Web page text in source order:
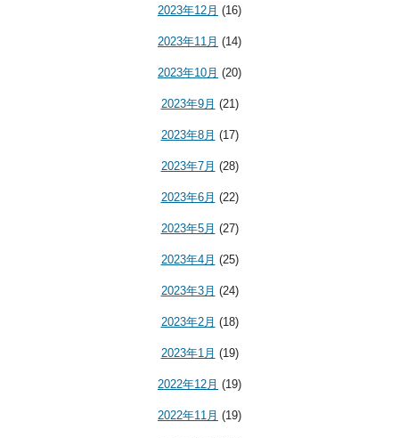
2023年12月 (16)
2023年11月 (14)
2023年10月 (20)
2023年9月 (21)
2023年8月 (17)
2023年7月 (28)
2023年6月 (22)
2023年5月 (27)
2023年4月 (25)
2023年3月 (24)
2023年2月 (18)
2023年1月 (19)
2022年12月 (19)
2022年11月 (19)